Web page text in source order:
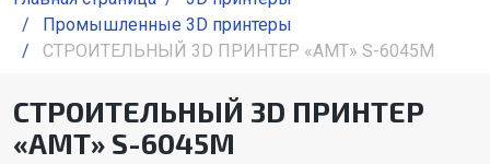
/
Промышленные 3D принтеры
/
СТРОИТЕЛЬНЫЙ 3D ПРИНТЕР «АМТ» S-6045M
СТРОИТЕЛЬНЫЙ 3D ПРИНТЕР
«АМТ» S-6045M